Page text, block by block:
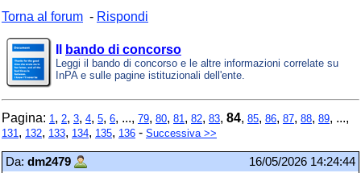
Torna al forum - Rispondi
bando di concorso
Leggi il bando di concorso e le altre informazioni correlate su
InPA e sulle pagine istituzionali dell'ente.
Pagina: 1, 2, 3, 4, 5, 6, ..., 79, 80, 81, 82, 83, 84, 85, 86, 87, 88, 89, ...,
131, 132, 133, 134, 135, 136 - Successiva >>
Da: dm2479
16/05/2026 14:24:44